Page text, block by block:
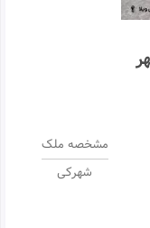
مشخصه ملک
شهرکی